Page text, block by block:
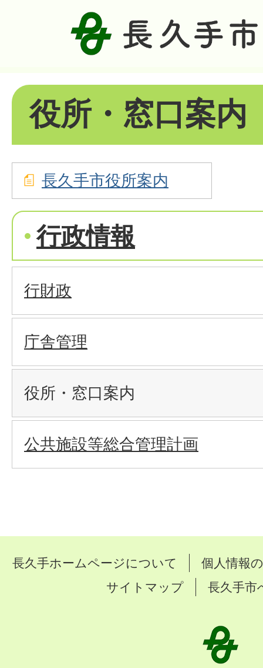
役所・窓口案内
長久手市役所案内
行政情報
行財政
庁舎管理
役所・窓口案内
公共施設等総合管理計画
長久手ホームページについて
個人情報
サイトマップ
長久手市